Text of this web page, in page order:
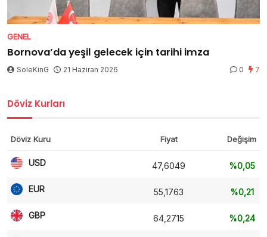
GENEL
Bornova’da yeşil gelecek için tarihi imza
SoleKinG 21 Haziran 2026 0 7
Döviz Kurları
Döviz Kuru Fiyat Değişim
USD 47,6049 %0,05
EUR 55,1763 %0,21
GBP 64,2715 %0,24